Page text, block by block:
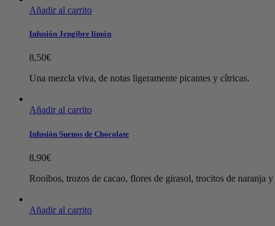
Añadir al carrito
Infusión Jengibre limón
8,50€
Una mezcla viva, de notas ligeramente picantes y cítricas.
Añadir al carrito
Infusión Suenos de Chocolate
8,90€
Rooibos, trozos de cacao, flores de girasol, trocitos de naranja
Añadir al carrito